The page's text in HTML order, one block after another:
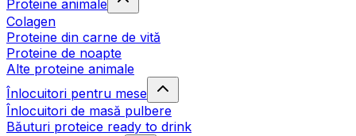
Proteine animale
Colagen
Proteine din carne de vită
Proteine de noapte
Alte proteine animale
Înlocuitori pentru mese
Înlocuitori de masă pulbere
Băuturi proteice ready to drink